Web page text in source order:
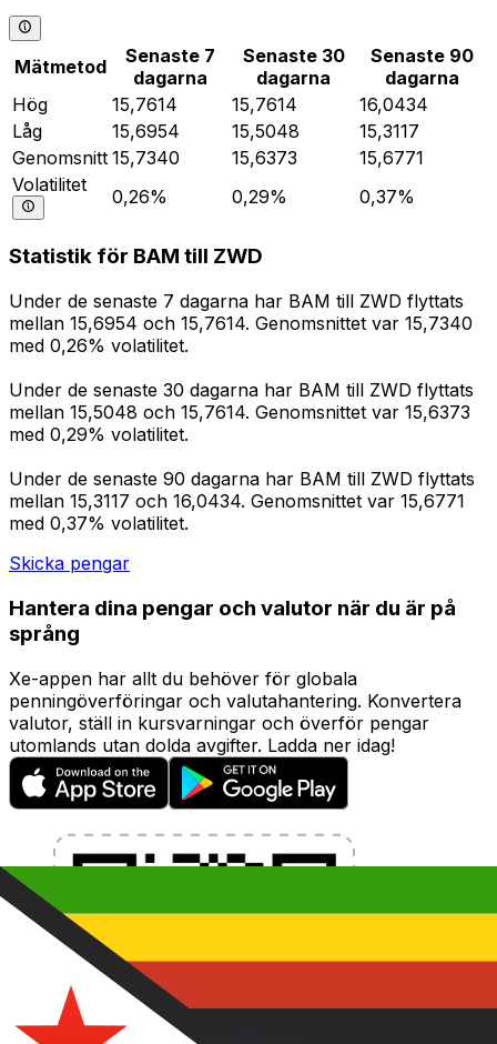
Mätmetod
Senaste 7
dagarna
Senaste 30
dagarna
Senaste 90
dagarna
Hög
15,7614 15,7614
16,0434
Låg
15,6954 15,5048
15,3117
Genomsnitt 15,7340 15,6373
15,6771
Volatilitet
0,26% 0,29% 0,37%
Statistik för BAM till ZWD
Under de senaste 7 dagarna har BAM till ZWD flyttats
mellan 15,6954 och 15,7614. Genomsnittet var 15,7340
med 0,26% volatilitet.
Under de senaste 30 dagarna har BAM till ZWD flyttats
mellan 15,5048 och 15,7614. Genomsnittet var 15,6373
med 0,29% volatilitet.
Under de senaste 90 dagarna har BAM till ZWD flyttats
mellan 15,3117 och 16,0434. Genomsnittet var 15,6771
med 0,37% volatilitet.
Skicka pengar
Hantera dina pengar och valutor när du är på
språng
Xe-appen har allt du behöver för globala
penningöverföringar och valutahantering. Konvertera
valutor, ställ in kursvarningar och överför pengar
utomlands utan dolda avgifter. Ladda ner idag!